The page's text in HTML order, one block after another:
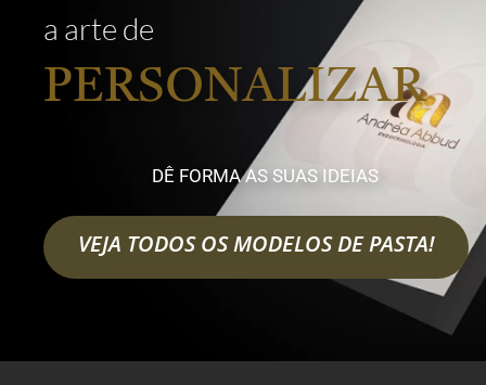
a arte de
PERSONALIZAR
DÊ FORMA AS SUAS IDEIAS
VEJA TODOS OS MODELOS DE PASTA!